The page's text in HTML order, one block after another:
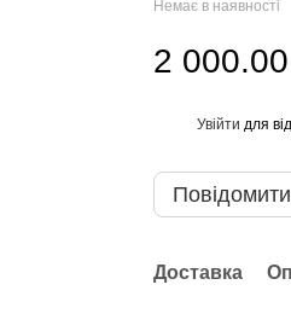
Немає в наявності
2 000.00
Увійти для
Доставка